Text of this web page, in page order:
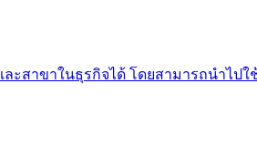
ะสาขาในธุรกิจได้ โดยสามารถนำไปใ